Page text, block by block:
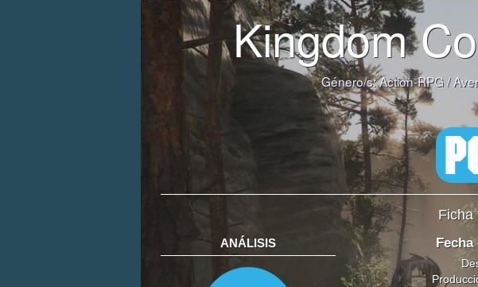
Kingdom
Género/s:Action-RPG/
Ficha
ANÁLISIS